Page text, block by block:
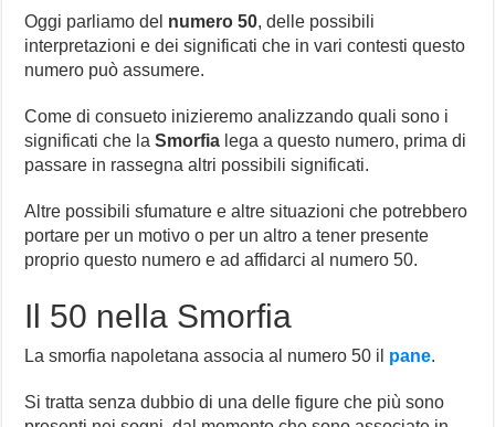
Oggi parliamo del numero 50, delle possibili
interpretazioni e dei significati che in vari contesti questo
numero può assumere.
Come di consueto inizieremo analizzando quali sono i
significati che laSmorfia lega a questo numero, prima di
passare in rassegna altri possibili significati.
Altre possibili sfumature e altre situazioni che potrebbero
portare per un motivo o per un altro a tener presente
proprio questo numero e ad affidarci al numero 50.
Il 50 nella Smorfia
La smorfia napoletana associa al numero 50 il pane.
Si tratta senza dubbio di una delle figure che più sono